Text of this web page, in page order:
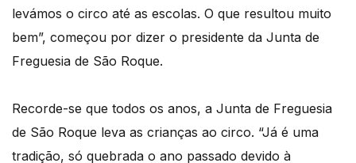
levámos o circo até as escolas. O que resultou muito
bem”, começou por dizer o presidente da Junta de
Freguesia de São Roque.
Recorde-se que todos os anos, a Junta de Freguesia
de São Roque leva as crianças ao circo. “Já é uma
tradição, só quebrada o ano passado devido à